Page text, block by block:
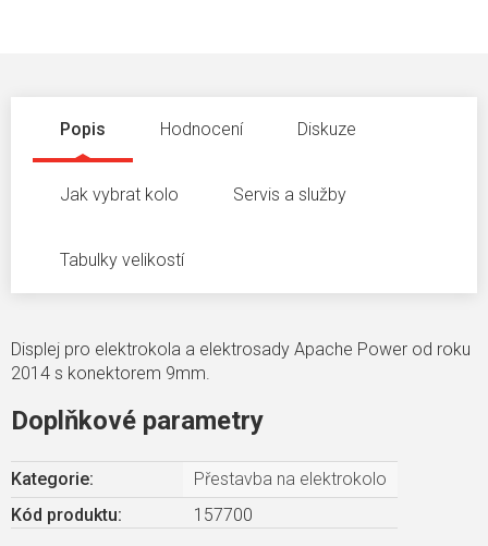
Popis Hodnocení Diskuze
Jak vybrat kolo Servis a služby
Tabulky velikostí
Displej pro elektrokola a elektrosady Apache Power od roku
2014 s konektorem 9mm.
Doplňkové parametry
Kategorie:
Přestavba na elektrokolo
Kód produktu:
157700